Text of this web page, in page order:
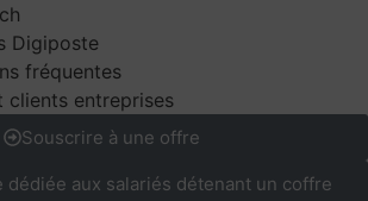
Digiposte
fréquentes
clients entreprises
Souscrire à une offre
dédiée aux salariés détenant un coffre